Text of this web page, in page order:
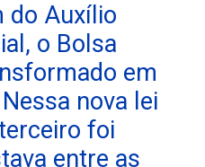
do Auxílio
o Bolsa
em
nova lei
foi
entre as